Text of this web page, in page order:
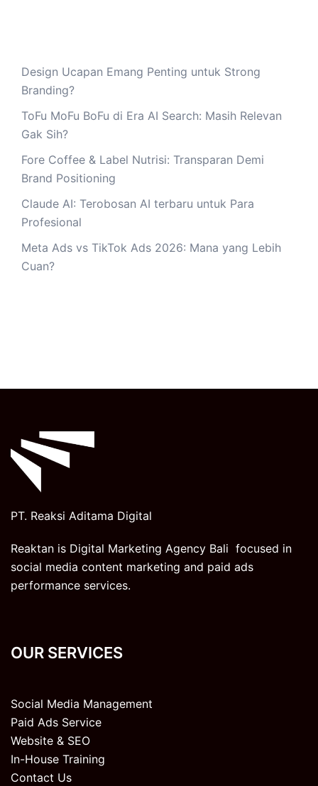
Design Ucapan Emang Penting untuk Strong
Branding?
ToFu MoFu BoFu di Era AI Search: Masih Relevan
Gak Sih?
Fore Coffee & Label Nutrisi: Transparan Demi
Brand Positioning
Claude AI: Terobosan AI terbaru untuk Para
Profesional
Meta Ads vs TikTok Ads 2026: Mana yang Lebih
Cuan?
PT. Reaksi Aditama Digital
Reaktan is Digital Marketing Agency Bali focused in
social media content marketing and paid ads
performance services.
OUR SERVICES
Social Media Management
Paid Ads Service
Website & SEO
In-House Training
Contact Us